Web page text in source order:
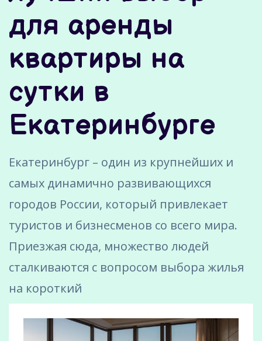
для аренды
квартиры на
сутки в
Екатеринбурге
Екатеринбург – один из крупнейших и
самых динамично развивающихся
городов России, который привлекает
туристов и бизнесменов со всего мира.
Приезжая сюда, множество людей
сталкиваются с вопросом выбора жилья
на короткий